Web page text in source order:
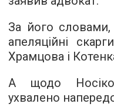
За його словами,
апеляційні
Храмцова і
А щодо
ухвалено